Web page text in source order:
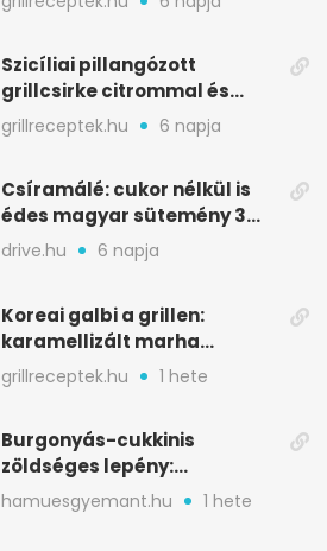
Szicíliai pillangózott
grillcsirke citrommal és
oregánóval
grillreceptek.hu 6 napja
Csíramálé: cukor nélkül is
édes magyar sütemény 3
alapanyagból
drive.hu 6 napja
Koreai galbi a grillen:
karamellizált marha
rövidborda gyorsan
grillreceptek.hu 1 hete
Burgonyás-cukkinis
zöldséges lepény:
aranybarna, szaftos, hús
nélkül is
hamuesgyemant.hu 1 hete